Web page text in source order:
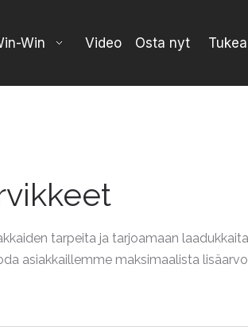
Win Video Osta nyt Tukea
tarpeita ja tarjoamaan
asiakkaillemme maksimaalista